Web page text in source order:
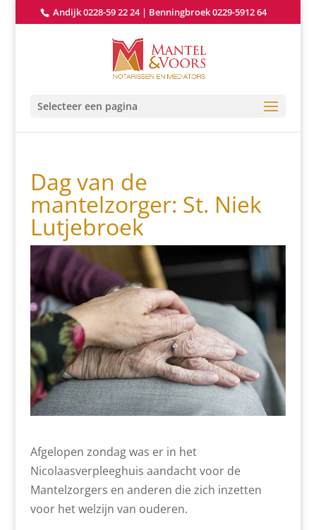
Andijk 0228-59 22 24| Benningbroek 0229-5912 64
Selecteer een pagina
Dag van de
mantelzorger: St. Niek
Lutjebroek
Afgelopen zondag was er in het
Nicolaasverpleeghuis aandacht voor de
Mantelzorgers en anderen die zich inzetten
voor het welzijn van ouderen.